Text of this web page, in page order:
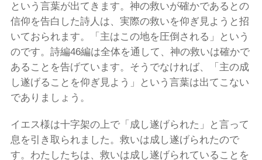
という言葉が出てきます。神の救いが確かであるとの
信仰を告白した詩人は、実際の救いを仰ぎ見ようと招
いておられます。「主はこの地を圧倒される」という
のです。詩編46編は全体を通して、神の救いは確かで
あることを告げています。そうでなければ、「主の成
し遂げることを仰ぎ見よう」という言葉は出てこない
でありましょう。
イエス様は十字架の上で「成し遂げられた」と言って
息を引き取られました。救いは成し遂げられたので
す。わたしたちは、救いは成し遂げられていることを